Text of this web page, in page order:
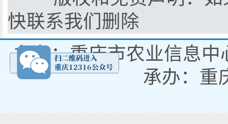
快联系我们删除
主办：重庆市农业信息
承办：重